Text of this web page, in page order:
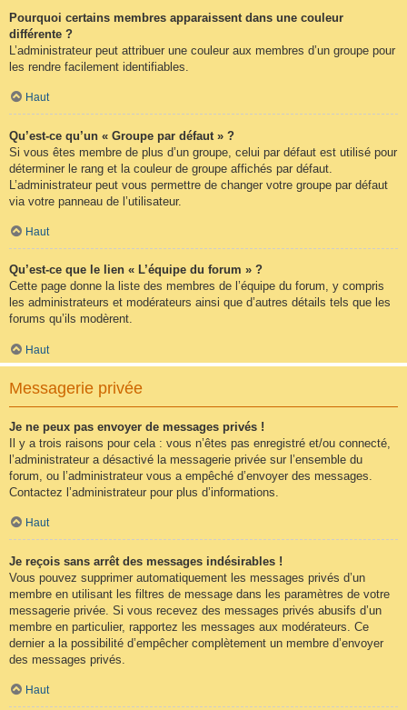
Pourquoi certains membres apparaissent dans une couleur
différente ?
L’administrateur peut attribuer une couleur aux membres d’un groupe pour
les rendre facilement identifiables.
Haut
Qu’est-ce qu’un « Groupe par défaut » ?
Si vous êtes membre de plus d’un groupe, celui par défaut est utilisé pour
déterminer le rang et la couleur de groupe affichés par défaut.
L’administrateur peut vous permettre de changer votre groupe par défaut
via votre panneau de l’utilisateur.
Haut
Qu’est-ce que le lien « L’équipe du forum » ?
Cette page donne la liste des membres de l’équipe du forum, y compris
les administrateurs et modérateurs ainsi que d’autres détails tels que les
forums qu’ils modèrent.
Haut
Messagerie privée
Je ne peux pas envoyer de messages privés !
Il y a trois raisons pour cela : vous n’êtes pas enregistré et/ou connecté,
l’administrateur a désactivé la messagerie privée sur l’ensemble du
forum, ou l’administrateur vous a empêché d’envoyer des messages.
Contactez l’administrateur pour plus d’informations.
Haut
Je reçois sans arrêt des messages indésirables !
Vous pouvez supprimer automatiquement les messages privés d’un
membre en utilisant les filtres de message dans les paramètres de votre
messagerie privée. Si vous recevez des messages privés abusifs d’un
membre en particulier, rapportez les messages aux modérateurs. Ce
dernier a la possibilité d’empêcher complètement un membre d’envoyer
des messages privés.
Haut